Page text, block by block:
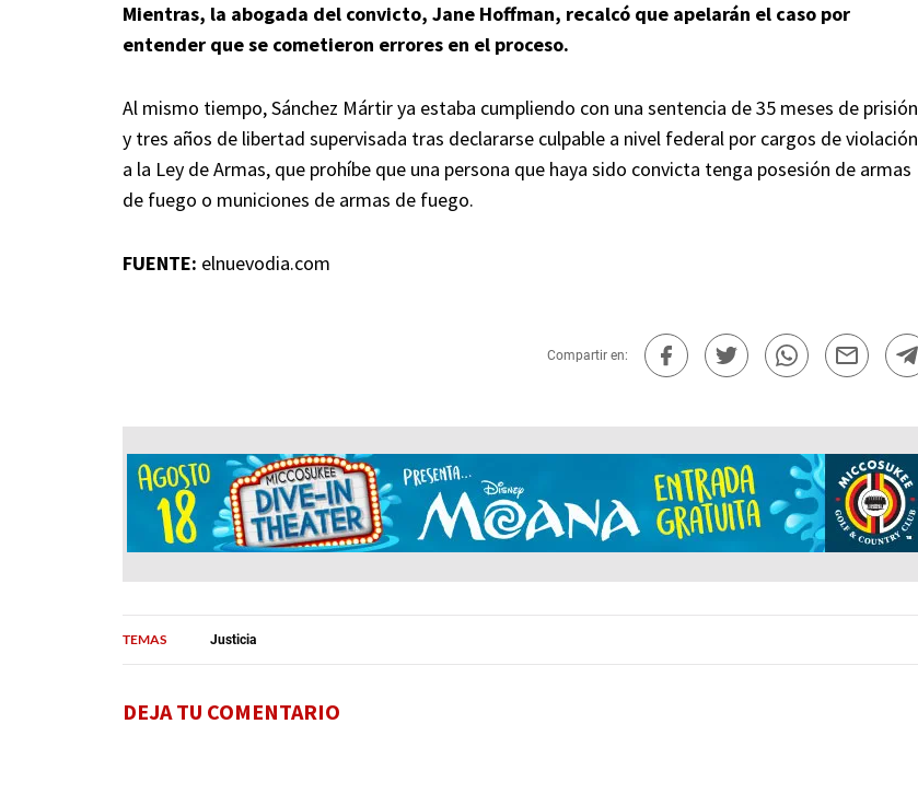
Mientras, la abogada del convicto, Jane Hoffman, recalcó que apelarán el caso por
entender que se cometieron errores en el proceso.
Al mismo tiempo, Sánchez Mártir ya estaba cumpliendo con una sentencia de 35 meses de prisión
y tres años de libertad supervisada tras declararse culpable a nivel federal por cargos de violación
a la Ley de Armas, que prohíbe que una persona que haya sido convicta tenga posesión de armas
de fuego o municiones de armas de fuego.
FUENTE: elnuevodia.com
Compartir en:
TEMAS Justicia
DEJA TU COMENTARIO